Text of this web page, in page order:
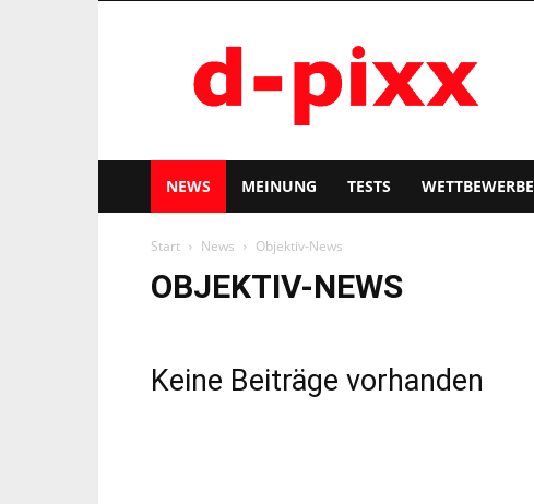
pixx
NEWS MEINUNG TESTS WETTBEWERBE
Start News Objektiv-News
OBJEKTIV-NEWS
Keine Beiträge vorhanden